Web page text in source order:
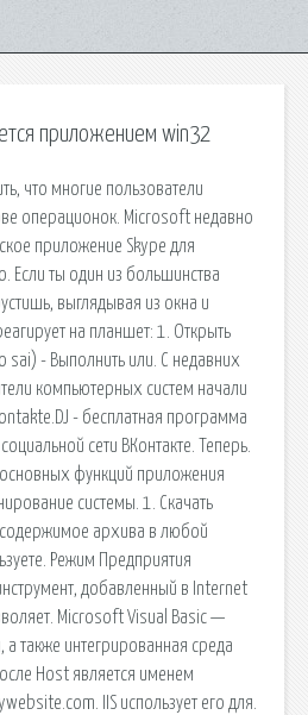
приложением win32
что многие пользователи
операционок. Microsoft недавно
приложение Skype для
Если ты один из большинства
выглядывая из окна и
на планшет: 1. Открыть
sai) - Выполнить или. С недавних
компьютерных систем начали
- бесплатная программа
сети ВКонтакте. Теперь.
функций приложения
системы. 1. Скачать
содержимое архива в любой
Режим Предприятия
добавленный в Internet
Microsoft Visual Basic —
также интегрированная среда
Host является именем
IIS использует его для.